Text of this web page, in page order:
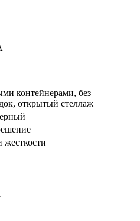
контейнерами, без
открытый стеллаж
жесткости